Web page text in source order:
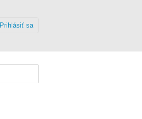
Prihlásiť sa